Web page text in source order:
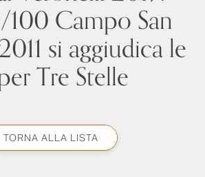
Campo San
si aggiudica le
Tre Stelle
TORNA ALLA LISTA